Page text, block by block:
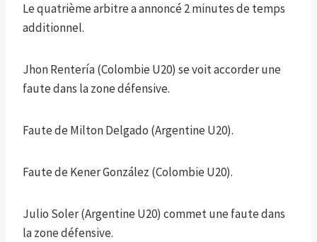
Le quatrième arbitre a annoncé 2 minutes de temps
additionnel.
Jhon Rentería (Colombie U20) se voit accorder une
faute dans la zone défensive.
Faute de Milton Delgado (Argentine U20).
Faute de Kener González (Colombie U20).
Julio Soler (Argentine U20) commet une faute dans
la zone défensive.